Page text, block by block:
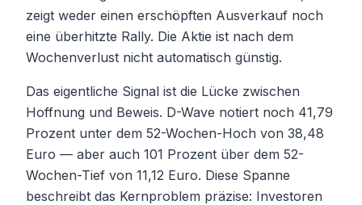
zeigt weder einen erschöpften Ausverkauf noch
eine überhitzte Rally. Die Aktie ist nach dem
Wochenverlust nicht automatisch günstig.
Das eigentliche Signal ist die Lücke zwischen
Hoffnung und Beweis. D-Wave notiert noch 41,79
Prozent unter dem 52-Wochen-Hoch von 38,48
Euro — aber auch 101 Prozent über dem 52-
Wochen-Tief von 11,12 Euro. Diese Spanne
beschreibt das Kernproblem präzise: Investoren